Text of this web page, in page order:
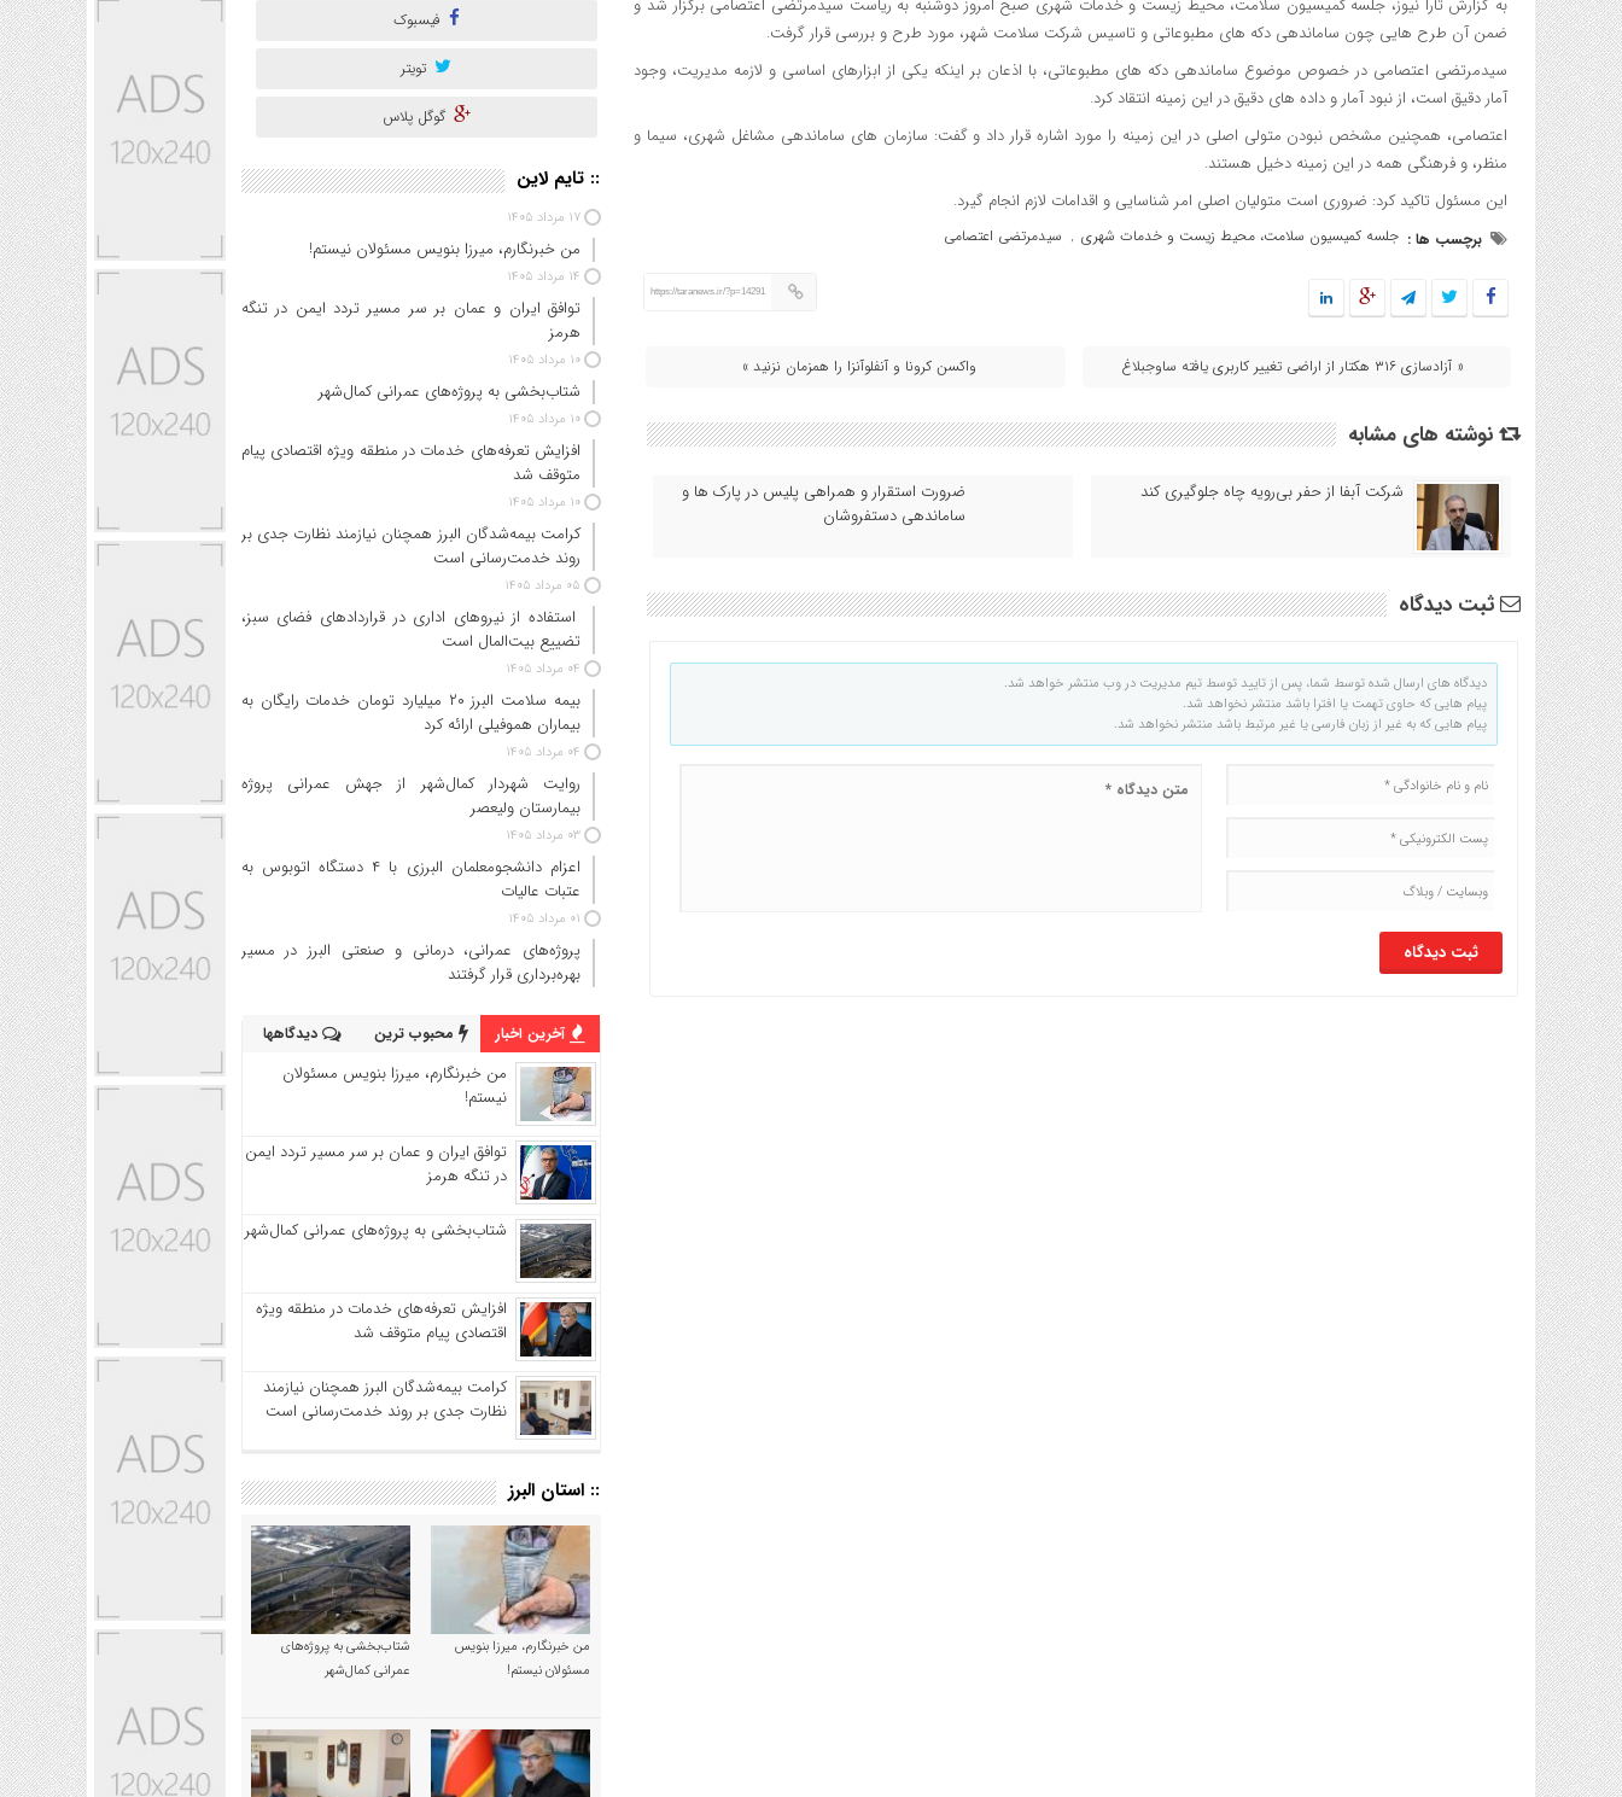
به گزارش تارا نیوز، جلسه کمیسیون سلامت، محیط زیست و خدمات شهری صبح امروز دوشنبه به ریاست سیدمرتضی اعتصامی برگزار شد و
ضمن آن طرح هایی چون ساماندهی دکه های مطبوعاتی و تاسیس شرکت سلامت شهر، مورد طرح و بررسی قرار گرفت.
سیدمرتضی اعتصامی در خصوص موضوع ساماندهی دکه های مطبوعاتی، با اذعان بر اینکه یکی از ابزارهای اساسی و لازمه مدیریت، وجود
آمار دقیق است، از نبود آمار و داده های دقیق در این زمینه انتقاد کرد.
اعتصامی، همچنین مشخص نبودن متولی اصلی در این زمینه را مورد اشاره قرار داد و گفت: سازمان های ساماندهی مشاغل شهری، سیما و
منظر، و فرهنگی همه در این زمینه دخیل هستند.
این مسئول تاکید کرد: ضروری است متولیان اصلی امر شناسایی و اقدامات لازم انجام گیرد.
برچسب ها : جلسه کمیسیون سلامت، محیط زیست و خدمات شهری , سیدمرتضی اعتصامی
https://taranews.ir/?p=14291
« آزادسازی ۳۱۶ هکتار از اراضی تغییر کاربری یافته ساوجبلاغ واکسن کرونا و آنفلوآنزا را همزمان نزنید »
نوشته های مشابه
شرکت آبفا از حفر بی‌رویه چاه جلوگیری کند
ضرورت استقرار و همراهی پلیس در پارک ها و
ساماندهی دستفروشان
ثبت دیدگاه
دیدگاه های ارسال شده توسط شما، پس از تایید توسط تیم مدیریت در وب منتشر خواهد شد.
پیام هایی که حاوی تهمت یا افترا باشد منتشر نخواهد شد.
پیام هایی که به غیر از زبان فارسی یا غیر مرتبط باشد منتشر نخواهد شد.
فیسبوک
تویتر
گوگل پلاس
:: تایم لاین
۱۷ مرداد ۱۴۰۵
من خبرنگارم، میرزا بنویس مسئولان نیستم!
۱۴ مرداد ۱۴۰۵
توافق ایران و عمان بر سر مسیر تردد ایمن در تنگه
هرمز
۱۰ مرداد ۱۴۰۵
شتاب‌بخشی به پروژه‌های عمرانی کمال‌شهر
۱۰ مرداد ۱۴۰۵
افزایش تعرفه‌های خدمات در منطقه ویژه اقتصادی پیام
متوقف شد
۱۰ مرداد ۱۴۰۵
کرامت بیمه‌شدگان البرز همچنان نیازمند نظارت جدی بر
روند خدمت‌رسانی است
۰۵ مرداد ۱۴۰۵
استفاده از نیروهای اداری در قراردادهای فضای سبز،
تضییع بیت‌المال است
۰۴ مرداد ۱۴۰۵
بیمه سلامت البرز ۲۰ میلیارد تومان خدمات رایگان به
بیماران هموفیلی ارائه کرد
۰۴ مرداد ۱۴۰۵
روایت شهردار کمال‌شهر از جهش عمرانی پروژه
بیمارستان ولیعصر
۰۳ مرداد ۱۴۰۵
اعزام دانشجو‌معلمان البرزی با ۴ دستگاه اتوبوس به
عتبات عالیات
۰۱ مرداد ۱۴۰۵
پروژه‌های عمرانی، درمانی و صنعتی البرز در مسیر
بهره‌برداری قرار گرفتند
آخرین اخبار محبوب ترین دیدگاهها
من خبرنگارم، میرزا بنویس مسئولان
نیستم!
توافق ایران و عمان بر سر مسیر تردد ایمن
در تنگه هرمز
شتاب‌بخشی به پروژه‌های عمرانی کمال‌شهر
افزایش تعرفه‌های خدمات در منطقه ویژه
اقتصادی پیام متوقف شد
کرامت بیمه‌شدگان البرز همچنان نیازمند
نظارت جدی بر روند خدمت‌رسانی است
:: استان البرز
من خبرنگارم، میرزا بنویس
مسئولان نیستم!
شتاب‌بخشی به پروژه‌های
عمرانی کمال‌شهر